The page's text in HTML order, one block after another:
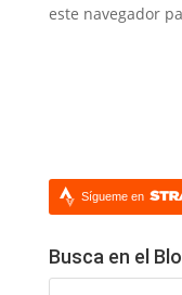
este navegador
Sígueme en
Busca en el